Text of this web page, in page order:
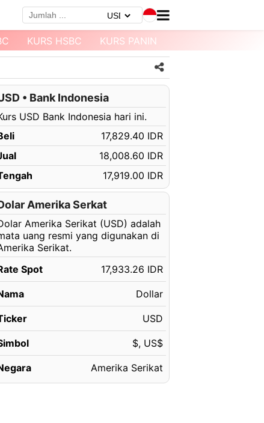
KURS HSBC KURS PANIN
• Bank Indonesia
USD Bank Indonesia hari ini.
17,829.40 IDR
18,008.60 IDR
17,919.00 IDR
Amerika Serkat
Amerika Serikat (USD) adalah
uang resmi yang digunakan di
Serikat.
Spot
17,933.26 IDR
Dollar
USD
$, US$
Amerika Serikat